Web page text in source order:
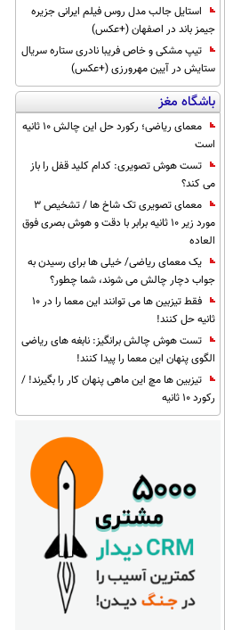
استایل جالب مدل روس فیلم ایرانی جزیره
جیمز باند در اصفهان (+عکس)
تیپ مشکی و خاص فریبا نادری ستاره سریال
ستایش در آیین مهرورزی (+عکس)
باشگاه مغز
معمای ریاضی؛ رکورد حل این چالش 10 ثانیه
است
تست هوش تصویری: کدام کلید قفل را باز
می کند؟
معمای تصویری تک شاخ ها / تشخیص 3
مورد زیر 10 ثانیه برابر با دقت و هوش بصری فوق
العاده
یک معمای ریاضی/ خیلی ها برای رسیدن به
جواب دچار چالش می شوند، شما چطور؟
فقط تیزبین ها می توانند این معما را در 10
ثانیه حل کنند!
تست هوش چالش برانگیز: نابغه های ریاضی
الگوی پنهان این معما را پیدا کنند!
تیزبین ها مچ این ماهی پنهان کار را بگیرند! /
رکورد 10 ثانیه